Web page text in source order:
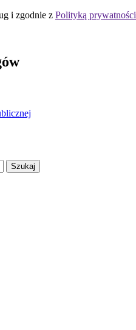
i zgodnie z Polityką prywatności
Szukaj